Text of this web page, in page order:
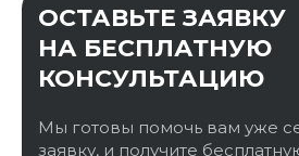
ОСТАВЬТЕ ЗАЯВКУ
НА БЕСПЛАТНУЮ
КОНСУЛЬТАЦИЮ
Мы готовы помочь вам уже
заявку, и получите